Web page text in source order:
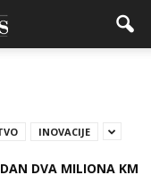
INOVACIJE
DVA MILIONA KM